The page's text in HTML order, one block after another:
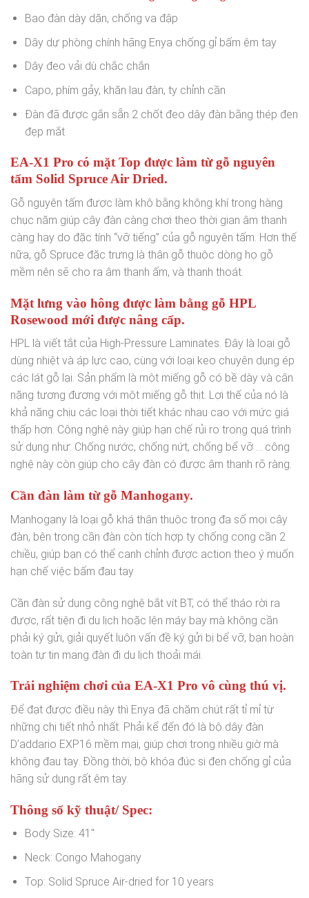
Bao đàn dày dặn, chống va đập
Dây dự phòng chính hãng Enya chống gỉ bấm êm tay
Dây đeo vải dù chắc chắn
Capo, phím gảy, khăn lau đàn, ty chỉnh cần
Đàn đã được gắn sẵn 2 chốt đeo dây đàn bằng thép đen
đẹp mắt
EA-X1 Pro có mặt Top được làm từ gỗ nguyên
tấm Solid Spruce Air Dried.
Gỗ nguyên tấm được làm khô bằng không khí trong hàng
chục năm giúp cây đàn càng chơi theo thời gian âm thanh
càng hay do đặc tính “vỡ tiếng” của gỗ nguyên tấm. Hơn thế
nữa, gỗ Spruce đặc trưng là thân gỗ thuộc dòng họ gỗ
mềm nên sẽ cho ra âm thanh ấm, và thanh thoát.
Mặt lưng vào hông được làm bằng gỗ HPL
Rosewood mới được nâng cấp.
HPL là viết tắt của High-Pressure Laminates. Đây là loại gỗ
dùng nhiệt và áp lực cao, cùng với loại keo chuyên dụng ép
các lát gỗ lại. Sản phẩm là một miếng gỗ có bề dày và cân
nặng tương đương với một miếng gỗ thịt. Lợi thế của nó là
khả năng chịu các loại thời tiết khác nhau cao với mức giá
thấp hơn. Công nghệ này giúp hạn chế rủi ro trong quá trình
sử dụng như: Chống nước, chống nứt, chống bể vỡ … công
nghệ này còn giúp cho cây đàn có được âm thanh rõ ràng.
Cần đàn làm từ gỗ Manhogany.
Manhogany là loại gỗ khá thân thuộc trong đa số mọi cây
đàn, bên trong cần đàn còn tích hợp ty chống cong cần 2
chiều, giúp bạn có thể canh chỉnh được action theo ý muốn
hạn chế việc bấm đau tay
Cần đàn sử dụng công nghệ bắt vít BT, có thể tháo rời ra
được, rất tiện đi du lịch hoặc lên máy bay mà không cần
phải ký gửi, giải quyết luôn vấn đề ký gửi bị bể vỡ, bạn hoàn
toàn tự tin mang đàn đi du lịch thoải mái.
Trải nghiệm chơi của EA-X1 Pro vô cùng thú vị.
Để đạt được điều này thì Enya đã chăm chút rất tỉ mỉ từ
những chi tiết nhỏ nhất. Phải kể đến đó là bộ dây đàn
D’addario EXP16 mềm mại, giúp chơi trong nhiều giờ mà
không đau tay. Đồng thời, bộ khóa đúc si đen chống gỉ của
hãng sử dụng rất êm tay.
Thông số kỹ thuật/ Spec:
Body Size: 41″
Neck: Congo Mahogany
Top: Solid Spruce Air-dried for 10 years